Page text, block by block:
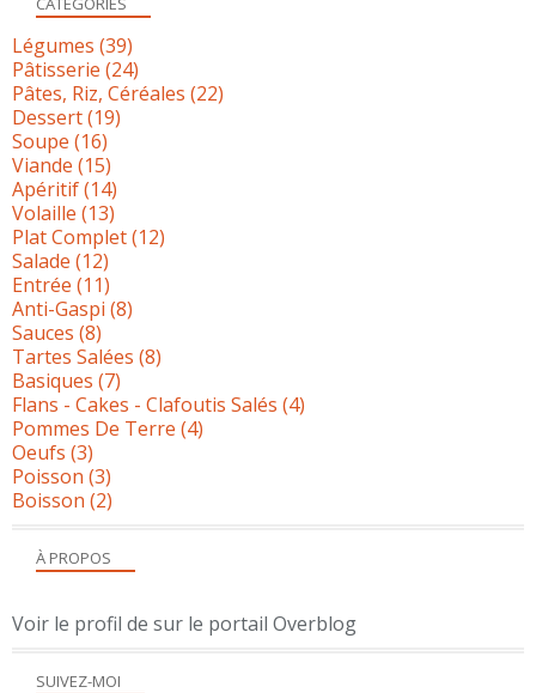
SUIVEZ-MOI
À PROPOS
Voir le profil de sur le portail Overblog
Légumes (39)
Pâtisserie (24)
Pâtes, Riz, Céréales (22)
Dessert(19)
Soupe (16)
Viande (15)
Apéritif(14)
Volaille (13)
Plat Complet(12)
Salade (12)
Entrée (11)
Anti-Gaspi (8)
Sauces (8)
Tartes Salées (8)
Basiques (7)
Flans - Cakes - Clafoutis Salés (4)
Pommes De Terre (4)
Oeufs (3)
Poisson (3)
Boisson (2)